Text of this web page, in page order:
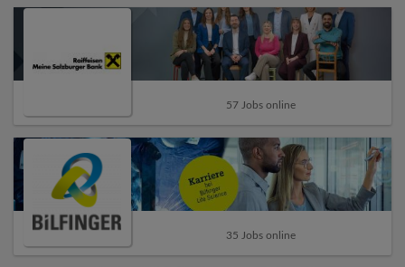
57 Jobs online
35 Jobs online